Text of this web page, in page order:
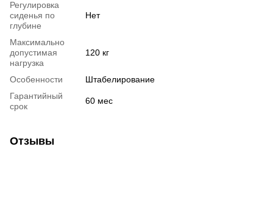
Регулировка
сиденья по
глубине
Нет
Максимально
допустимая
нагрузка
120 кг
Особенности
Штабелирование
Гарантийный
срок
60 мес
Отзывы